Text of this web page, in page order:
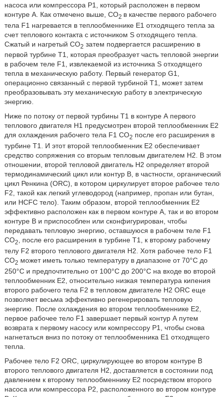
насоса или компрессора P1, который расположен в первом
контуре А. Как отмечено выше, CO2 в качестве первого рабочего
тела F1 нагревается в теплообменнике E1 отходящего тепла за
счет теплового контакта с источником S отходящего тепла.
Сжатый и нагретый CO2 затем подвергается расширению в
первой турбине T1, которая преобразует часть тепловой энергии
в рабочем теле F1, извлекаемой из источника S отходящего
тепла в механическую работу. Первый генератор G1,
операционно связанный с первой турбиной T1, может затем
преобразовывать эту механическую работу в электрическую
энергию.
Ниже по потоку от первой турбины T1 в контуре А первого
теплового двигателя Н1 предусмотрен второй теплообменник Е2
для охлаждения рабочего тела F1 CO2 после его расширения в
турбине T1. И этот второй теплообменник Е2 обеспечивает
средство сопряжения со вторым тепловым двигателем Н2. В этом
отношении, второй тепловой двигатель Н2 определяет второй
термодинамический цикл или контур В, в частности, органический
цикл Ренкина (ORC), в котором циркулирует второе рабочее тело
F2, такой как легкий углеводород (например, пропан или бутан,
или HCFC тело). Таким образом, второй теплообменник Е2
эффективно расположен как в первом контуре А, так и во втором
контуре В и приспособлен или сконфигурирован, чтобы
передавать тепловую энергию, оставшуюся в рабочем теле F1
CO2
, после его расширения в турбине Т1, к второму рабочему
телу F2 второго теплового двигателя Н2. Хотя рабочее тело F1
CO2 может иметь только температуру в диапазоне от 70°C до
250°C и предпочтительно от 100°С до 200°С на входе во второй
теплообменник Е2, относительно низкая температура кипения
второго рабочего тела F2 в тепловом двигателе Н2 ORC еще
позволяет весьма эффективно регенерировать тепловую
энергию. После охлаждения во втором теплообменнике Е2,
первое рабочее тело F1 завершает первый контур А путем
возврата к первому насосу или компрессору P1, чтобы снова
нагнетаться вниз по потоку от теплообменника E1 отходящего
тепла.
Рабочее тело F2 ORC, циркулирующее во втором контуре В
второго теплового двигателя Н2, доставляется в состоянии под
давлением к второму теплообменнику Е2 посредством второго
насоса или компрессора Р2, расположенного во втором контуре